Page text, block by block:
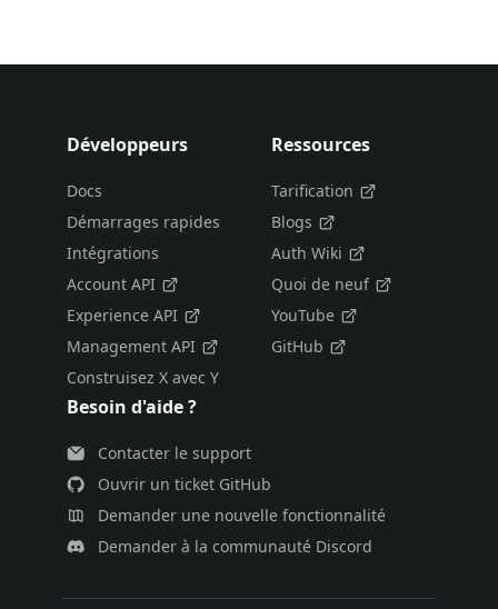
Développeurs
Docs
Démarrages rapides
Intégrations
Account API
Experience API
Management API
Construisez X avec Y
Ressources
Tarification
Blogs
Auth Wiki
Quoi de neuf
YouTube
GitHub
Besoin d'aide ?
Contacter le support
Ouvrir un ticket GitHub
Demander une nouvelle fonctionnalité
Demander à la communauté Discord